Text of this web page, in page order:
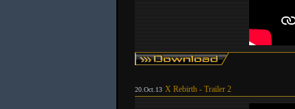
20.Oct.13 X Rebirth - Trailer 2